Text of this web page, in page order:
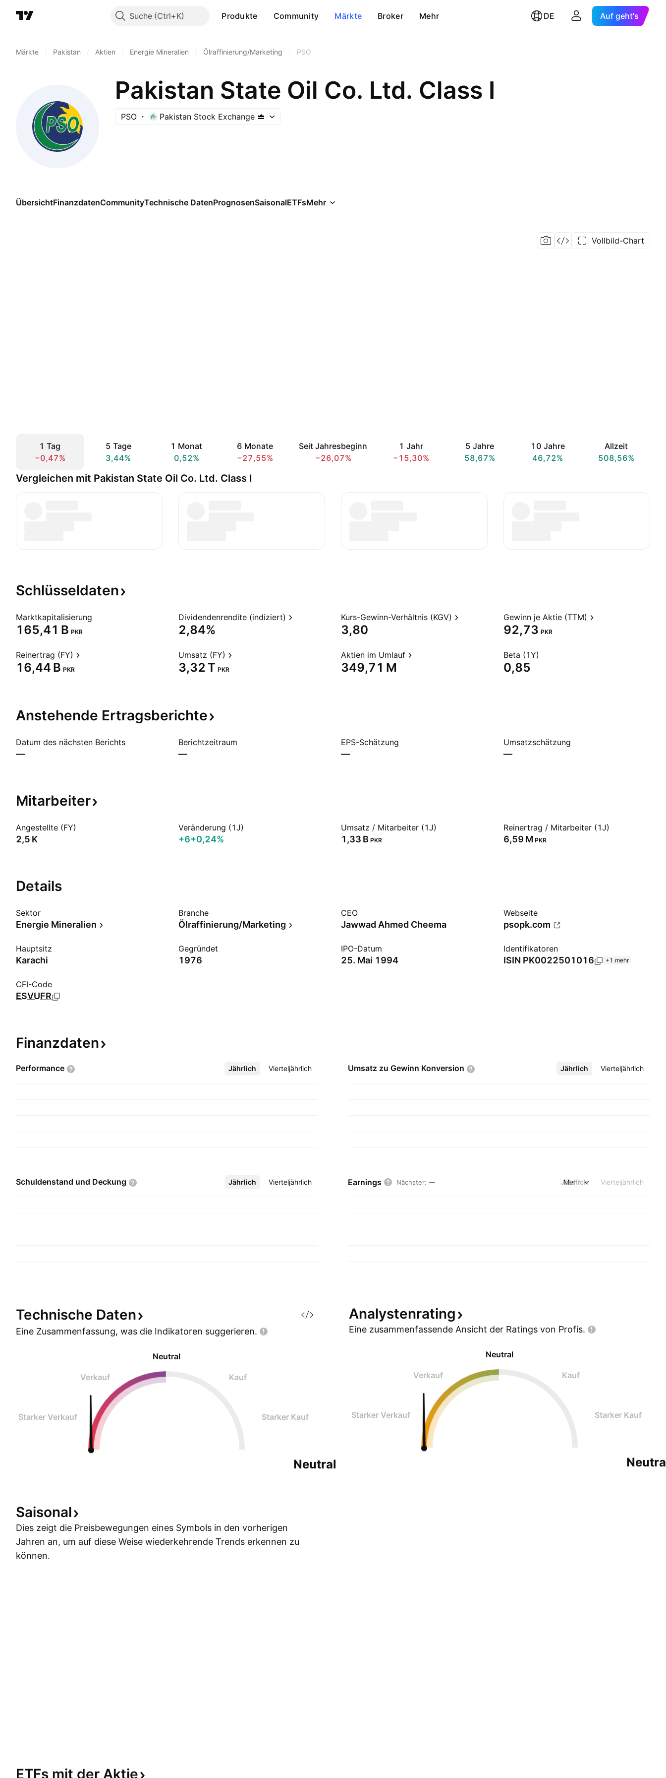
Suche Produkte Community Märkte Broker Mehr DE Auf geht's
Märkte Pakistan Aktien Energie Mineralien Ölraffinierung/Marketing PSO
Pakistan State Oil Co. Ltd. Class I
PSO Pakistan Stock Exchange
ÜbersichtFinanzdatenCommunityTechnische DatenPrognosenSaisonalETFsMehr
Vollbild-Chart
1 Tag
−0,47%
5 Tage
3,44%
1 Monat
0,52%
6 Monate
−27,55%
Seit Jahresbeginn
−26,07%
1 Jahr
−15,30%
5 Jahre
58,67%
10 Jahre
46,72%
Allzeit
508,56%
Vergleichen mit Pakistan State Oil Co. Ltd. Class I
Schlüsseldaten
Marktkapitalisierung
‪165,41 B‬ PKR
Dividendenrendite (indiziert)
2,84%
Kurs-Gewinn-Verhältnis (KGV)
3,80
Gewinn je Aktie (TTM)
92,73 PKR
Reinertrag (FY)
‪16,44 B‬ PKR
Umsatz (FY)
‪3,32 T‬ PKR
Aktien im Umlauf
‪349,71 M‬
Beta (1Y)
0,85
Anstehende Ertragsberichte
Datum des nächsten Berichts
—
Berichtzeitraum
—
EPS-Schätzung
—
Umsatzschätzung
—
Mitarbeiter
Angestellte (FY)
‪2,5 K‬
Veränderung (1J)
+6+0,24%
Umsatz / Mitarbeiter (1J)
‪1,33 B‬ PKR
Reinertrag / Mitarbeiter (1J)
‪6,59 M‬ PKR
Details
Sektor
Energie Mineralien
Branche
Ölraffinierung/Marketing
CEO
Jawwad Ahmed Cheema
Webseite
psopk.com
Hauptsitz
Karachi
Gegründet
1976
IPO-Datum
25. Mai 1994
Identifikatoren
ISIN PK0022501016 +1 mehr
CFI-Code
ESVUFR
Finanzdaten
Performance Jährlich Vierteljährlich
Mehr Umsatz zu Gewinn Konversion Jährlich Vierteljährlich
Mehr
Schuldenstand und Deckung Jährlich Vierteljährlich
Mehr Earnings Nächster: — Jährlich Vierteljährlich
Mehr
Technische Daten
Eine Zusammenfassung, was die Indikatoren suggerieren.
Neutral
Verkauf Kauf
Starker Verkauf Starker Kauf
Neutral
Analystenrating
Eine zusammenfassende Ansicht der Ratings von Profis.
Neutral
Verkauf Kauf
Starker Verkauf Starker Kauf
Saisonal
Dies zeigt die Preisbewegungen eines Symbols in den vorherigen
Jahren an, um auf diese Weise wiederkehrende Trends erkennen zu
können.
ETFs mit der Aktie